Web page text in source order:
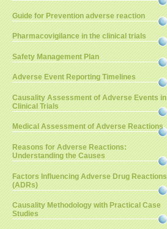
Guide for Prevention adverse reaction
Pharmacovigilance in the clinical trials
Safety Management Plan
Adverse Event Reporting Timelines
Causality Assessment of Adverse Events in
Clinical Trials
Medical Assessment of Adverse Reactions
Reasons for Adverse Reactions:
Understanding the Causes
Factors Influencing Adverse Drug Reactions
(ADRs)
Causality Methodology with Practical Case
Studies